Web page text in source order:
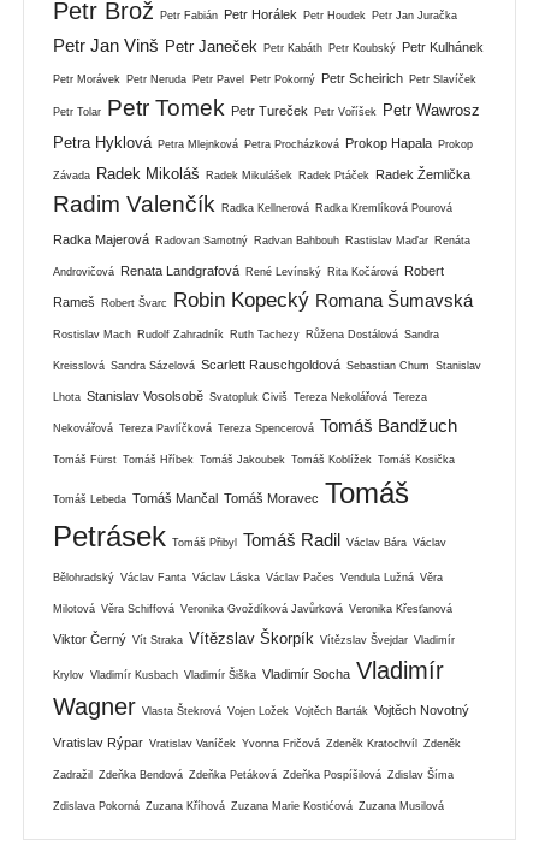
Petr Brož Petr Fabián Petr Horálek Petr Houdek Petr Jan Juračka
Petr Jan Vinš Petr Janeček Petr Kabáth Petr Koubský Petr Kulhánek
Petr Morávek Petr Neruda Petr Pavel Petr Pokorný Petr Scheirich Petr Slavíček
Petr Tolar Petr Tomek Petr Tureček Petr Voříšek
Petr Wawrosz
Petra Hyklová Petra Mlejnková Petra Procházková Prokop Hapala Prokop
Závada Radek Mikoláš Radek Mikulášek Radek Ptáček Radek Žemlička
Radim Valenčík Radka Kellnerová Radka Kremlíková Pourová
Radka Majerová Radovan Samotný Radvan Bahbouh Rastislav Maďar Renáta
Androvičová Renata Landgrafová René Levínský Rita Kočárová Robert
Rameš Robert Švarc Robin Kopecký Romana Šumavská
Rostislav Mach Rudolf Zahradník Ruth Tachezy Růžena Dostálová Sandra
Kreisslová Sandra Sázelová Scarlett Rauschgoldová Sebastian Chum Stanislav
Lhota Stanislav Vosolsobě Svatopluk Civiš Tereza Nekolářová Tereza
Nekovářová Tereza Pavlíčková Tereza Spencerová Tomáš Bandžuch
Tomáš Fürst Tomáš Hříbek Tomáš Jakoubek Tomáš Koblížek Tomáš Kosička
Tomáš Lebeda Tomáš Mančal Tomáš Moravec Tomáš
Petrásek Tomáš Přibyl Tomáš Radil Václav Bára Václav
Bělohradský Václav Fanta Václav Láska Václav Pačes Vendula Lužná Věra
Milotová Věra Schiffová Veronika Gvoždíková Javůrková Veronika Křesťanová
Viktor Černý Vít Straka Vítězslav Škorpík Vítězslav Švejdar Vladimír
Krylov Vladimír Kusbach Vladimír Šiška Vladimír Socha Vladimír
Wagner Vlasta Štekrová Vojen Ložek Vojtěch Barták Vojtěch Novotný
Vratislav Rýpar Vratislav Vaníček Yvonna Fričová Zdeněk Kratochvíl Zdeněk
Zadražil Zdeňka Bendová Zdeňka Petáková Zdeňka Pospíšilová Zdislav Šíma
Zdislava Pokorná Zuzana Kříhová Zuzana Marie Kostićová Zuzana Musilová